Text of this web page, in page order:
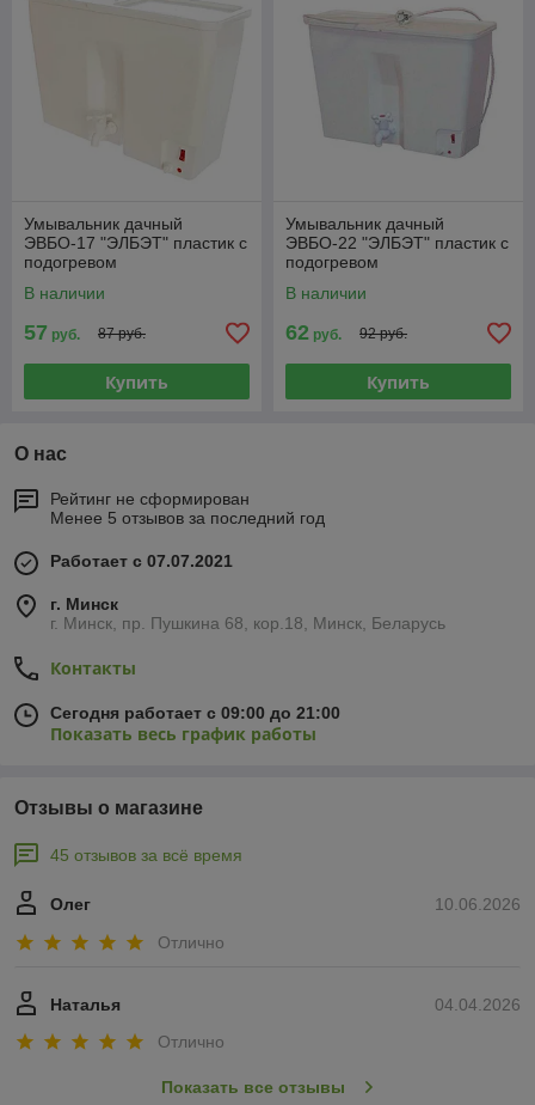
Умывальник дачный
ЭВБО-17 "ЭЛБЭТ" пластик с
подогревом
В наличии
57 руб. 87 руб.
Купить
Умывальник дачный
ЭВБО-22 "ЭЛБЭТ" пластик с
подогревом
В наличии
62 руб. 92 руб.
Купить
О нас
Рейтинг не сформирован
Менее 5 отзывов за последний год
Работает с 07.07.2021
г. Минск
г. Минск, пр. Пушкина 68, кор.18, Минск, Беларусь
Контакты
Сегодня работает с 09:00 до 21:00
Показать весь график работы
Отзывы о магазине
45 отзывов за всё время
10.06.2026
Олег
Отлично
04.04.2026
Наталья
Отлично
Показать все отзывы